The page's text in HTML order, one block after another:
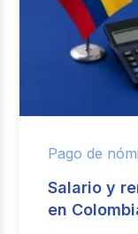
Pago de
Salario y
en